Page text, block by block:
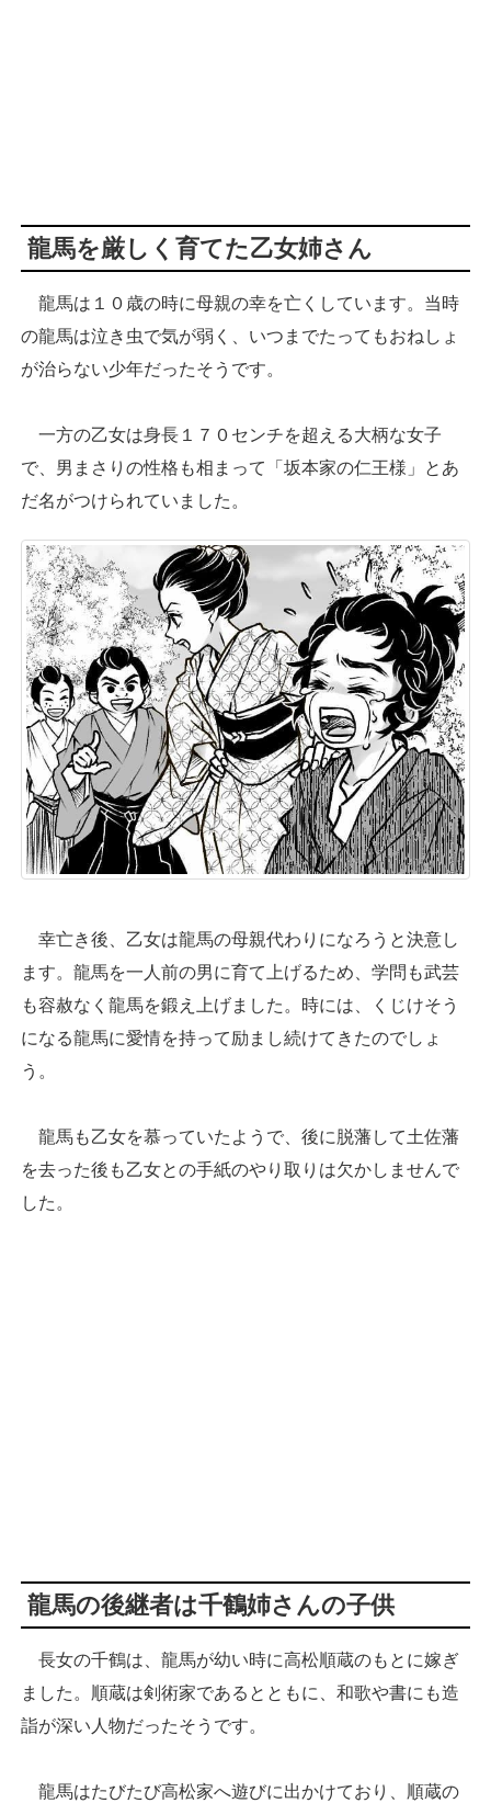
龍馬を厳しく育てた乙女姉さん
龍馬は１０歳の時に母親の幸を亡くしています。当時
の龍馬は泣き虫で気が弱く、いつまでたってもおねしょ
が治らない少年だったそうです。
一方の乙女は身長１７０センチを超える大柄な女子
で、男まさりの性格も相まって「坂本家の仁王様」とあ
だ名がつけられていました。
幸亡き後、乙女は龍馬の母親代わりになろうと決意し
ます。龍馬を一人前の男に育て上げるため、学問も武芸
も容赦なく龍馬を鍛え上げました。時には、くじけそう
になる龍馬に愛情を持って励まし続けてきたのでしょ
う。
龍馬も乙女を慕っていたようで、後に脱藩して土佐藩
を去った後も乙女との手紙のやり取りは欠かしませんで
した。
龍馬の後継者は千鶴姉さんの子供
長女の千鶴は、龍馬が幼い時に高松順蔵のもとに嫁ぎ
ました。順蔵は剣術家であるとともに、和歌や書にも造
詣が深い人物だったそうです。
龍馬はたびたび高松家へ遊びに出かけており、順蔵の